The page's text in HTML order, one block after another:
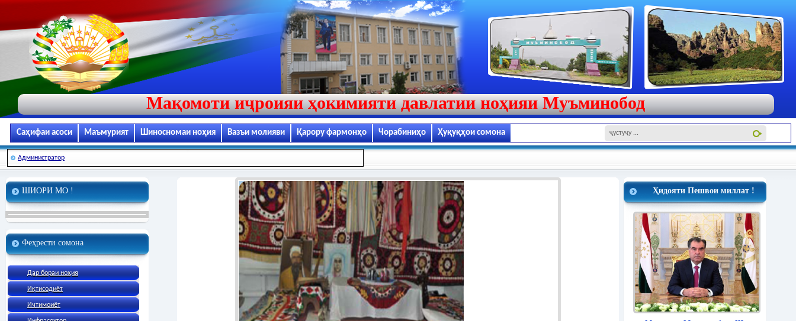
Мақомоти иҷроияи ҳокимияти давлатии ноҳияи Муъминобод
Саҳифаи асоси Маъмурият Шиносномаи ноҳия Вазъи молияви Қарору фармонҳо Чорабиниҳо Ҳуқуқҳои сомона
Администратор
ШИОРИ МО !
Феҳрести сомона
Дар бораи ноҳия
Иқтисодиёт
Ичтимоиёт
Ҳидояти Пешвои миллат !